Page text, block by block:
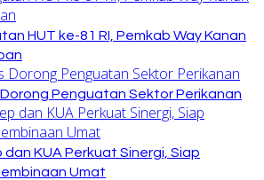
HUT ke-81 RI, Pemkab Way Kanan
Penguatan Sektor Perikanan
dan KUA Perkuat Sinergi, Siap
Umat